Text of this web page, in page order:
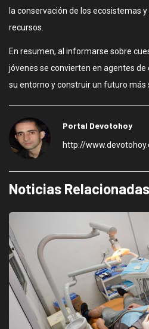
la conservación de los ecosistemas
recursos.
En resumen, al informarse sobre
jóvenes se convierten en agentes
su entorno y construir un futuro más
Portal Devotohoy
http://
Noticias Relacionadas